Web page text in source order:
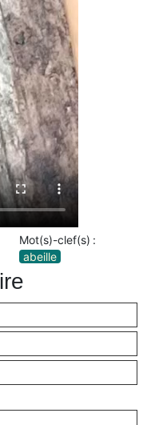
Mot(s)-clef(s) :
abeille